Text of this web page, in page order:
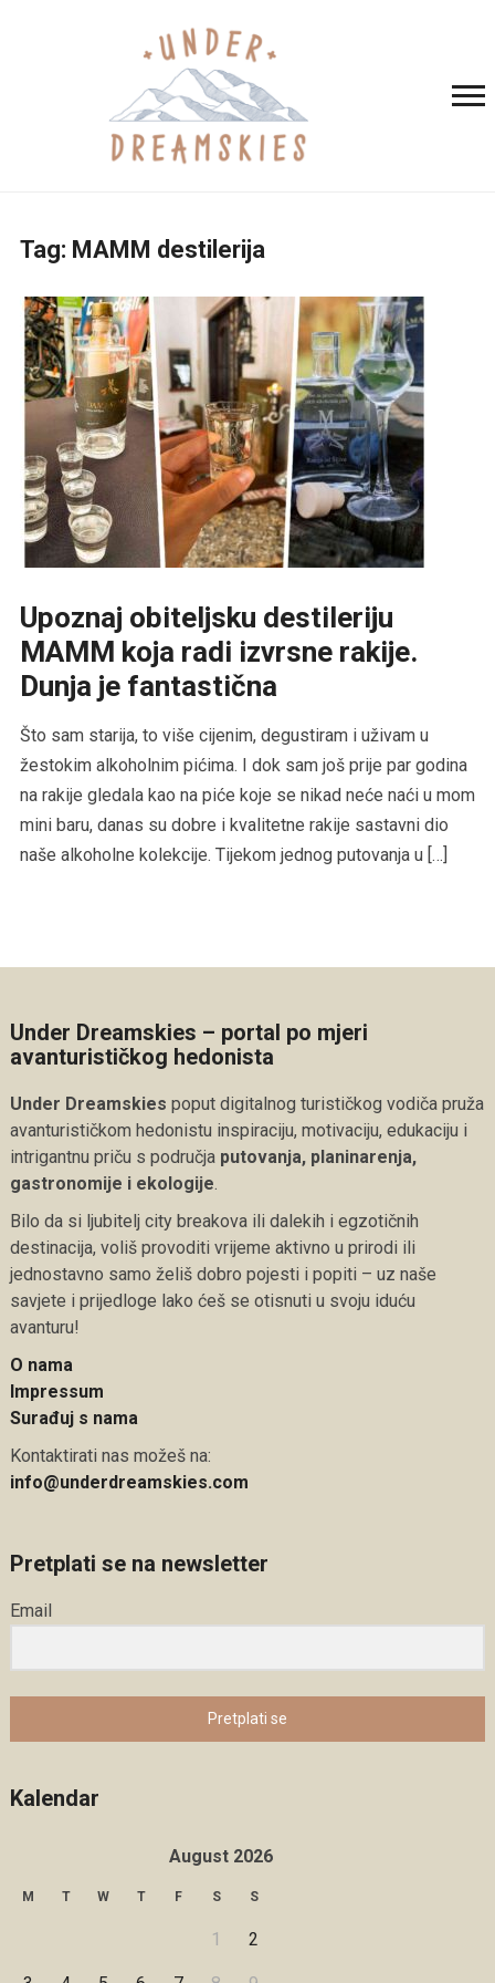
Tag: MAMM destilerija
Upoznaj obiteljsku destileriju
MAMM koja radi izvrsne rakije.
Dunja je fantastična
Što sam starija, to više cijenim, degustiram i uživam u
žestokim alkoholnim pićima. I dok sam još prije par godina
na rakije gledala kao na piće koje se nikad neće naći u mom
mini baru, danas su dobre i kvalitetne rakije sastavni dio
naše alkoholne kolekcije. Tijekom jednog putovanja u […]
Under Dreamskies – portal po mjeri
avanturističkog hedonista
Under Dreamskies poput digitalnog turističkog vodiča pruža
avanturističkom hedonistu inspiraciju, motivaciju, edukaciju i
intrigantnu priču s područja putovanja, planinarenja,
gastronomije i ekologije.
Bilo da si ljubitelj city breakova ili dalekih i egzotičnih
destinacija, voliš provoditi vrijeme aktivno u prirodi ili
jednostavno samo želiš dobro pojesti i popiti – uz naše
savjete i prijedloge lako ćeš se otisnuti u svoju iduću
avanturu!
O nama
Impressum
Surađuj s nama
Kontaktirati nas možeš na:
info@underdreamskies.com
Pretplati se na newsletter
Email
Pretplati se
Kalendar
August 2026
M T W T F S S
1 2